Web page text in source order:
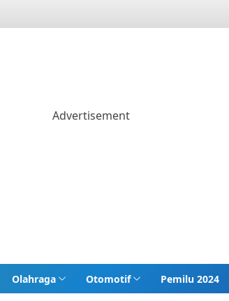
Olahraga Otomotif Pemilu 2024